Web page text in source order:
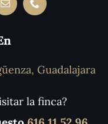
Guadalajara
la finca?